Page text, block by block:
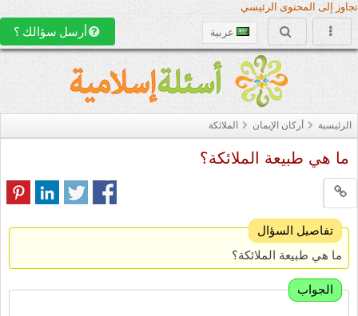
تجاوز إلى المحتوى الرئيسي
عربية أرسل سؤالك ؟
الرئيسية أركان الإيمان الملائكة
ما هي طبيعة الملائكة؟
تفاصيل السؤال
ما هي طبيعة الملائكة؟
الجواب